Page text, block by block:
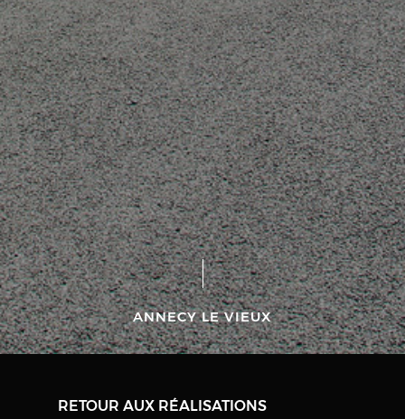
ANNECY LE VIEUX
RETOUR AUX RÉALISATIONS